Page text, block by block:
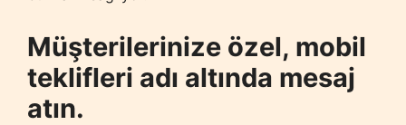
Müşterilerinize özel, mobil
teklifleri adı altında mesaj
atın.